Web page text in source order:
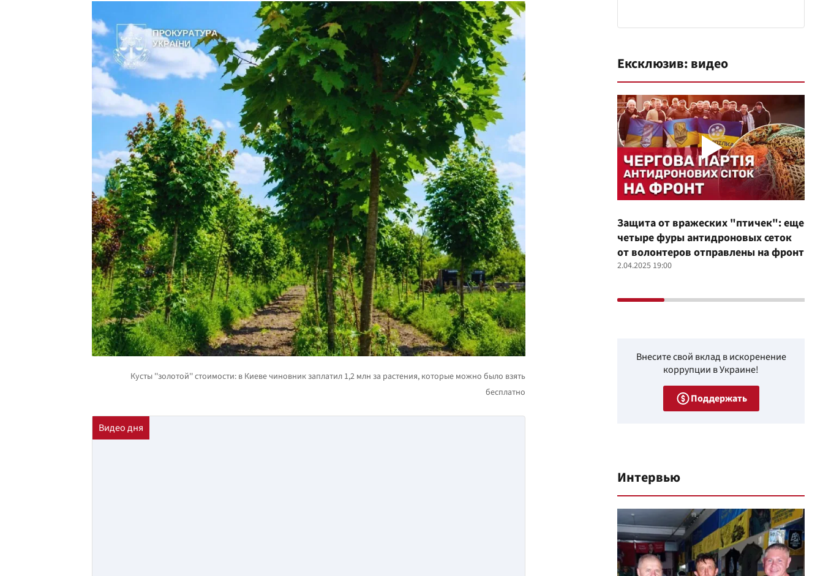
Ексклюзив: видео
Защита от вражеских "птичек": еще
четыре фуры антидроновых сеток
от волонтеров отправлены на фронт
2.04.2025 19:00
Внесите свой вклад в искоренение
коррупции в Украине!
Поддержать
Интервью